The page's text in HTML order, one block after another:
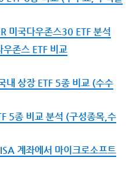
미국다우존스30 ETF 분석
존스 ETF 비교
내 상장 ETF 5종 비교 (수수
5종 비교 분석 (구성종목,수
계좌에서 마이크로소프트